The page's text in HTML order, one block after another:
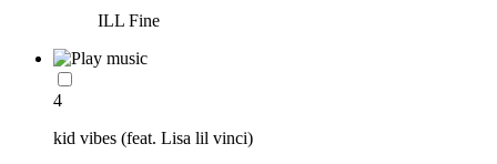
ILL Fine
4
kid vibes (feat. Lisa lil vinci)